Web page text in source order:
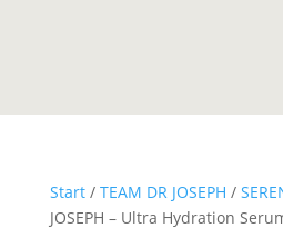
Start/ TEAM DR JOSEPH /
JOSEPH – Ultra Hydration